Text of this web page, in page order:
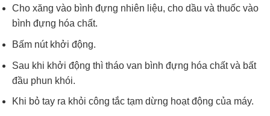
Cho xăng vào bình đựng nhiên liệu, cho dầu và thuốc vào
bình đựng hóa chất.
Bấm nút khởi động.
Sau khi khởi động thì tháo van bình đựng hóa chất và bất
đầu phun khói.
Khi bỏ tay ra khỏi công tắc tạm dừng hoạt động của máy.